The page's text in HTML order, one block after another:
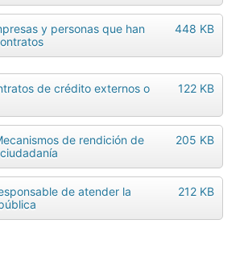
448 KB
y personas que han
122 KB
de crédito externos o
205 KB
de rendición de
212 KB
de atender la